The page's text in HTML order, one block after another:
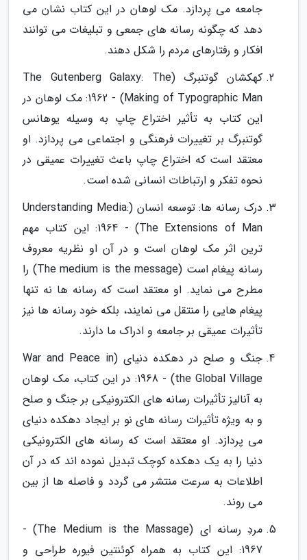
جامعه می پردازد. مک لوهان در این کتاب نشان می
دهد که چگونه رسانه های جمعی و تبلیغات می توانند
افکار و رفتارهای مردم را شکل دهند.
کهکشان گوتنبرگ (The Gutenberg Galaxy: The
Making of Typographic Man) - 1962: مک لوهان در
این کتاب به تأثیر اختراع چاپ به وسیله یوهانس
گوتنبرگ بر تغییرات فرهنگی و اجتماعی می پردازد. او
معتقد است که اختراع چاپ باعث تغییرات عمیقی در
نحوه تفکر و ارتباطات انسانی شده است.
درک رسانه ها: توسعه انسان (Understanding Media:
The Extensions of Man) - 1964: این کتاب مهم
ترین اثر مک لوهان است و در آن او نظریه معروف
رسانه پیغام است (The medium is the message) را
مطرح می نماید. او معتقد است که رسانه ها نه تنها
پیغام هایی را منتقل می نمایند، بلکه خود رسانه ها نیز
تأثیرات عمیقی بر جامعه و ادراک ما دارند.
جنگ و صلح در دهکده دنیای (War and Peace in
the Global Village) - 1968: در این کتاب، مک لوهان
به آنالیز تأثیرات رسانه های الکترونیکی بر جنگ و صلح
و به ویژه تأثیرات رسانه های نو بر ایجاد دهکده دنیای
می پردازد. او معتقد است که رسانه های الکترونیکی
دنیا را به یک دهکده کوچک تبدیل نموده اند که در آن
اطلاعات به سرعت منتشر می گردد و فاصله ها از بین
می روند.
مردِ رسانه ای (The Medium is the Massage) -
1967: این کتاب به همراه کوئنتین فیوره طراحی و